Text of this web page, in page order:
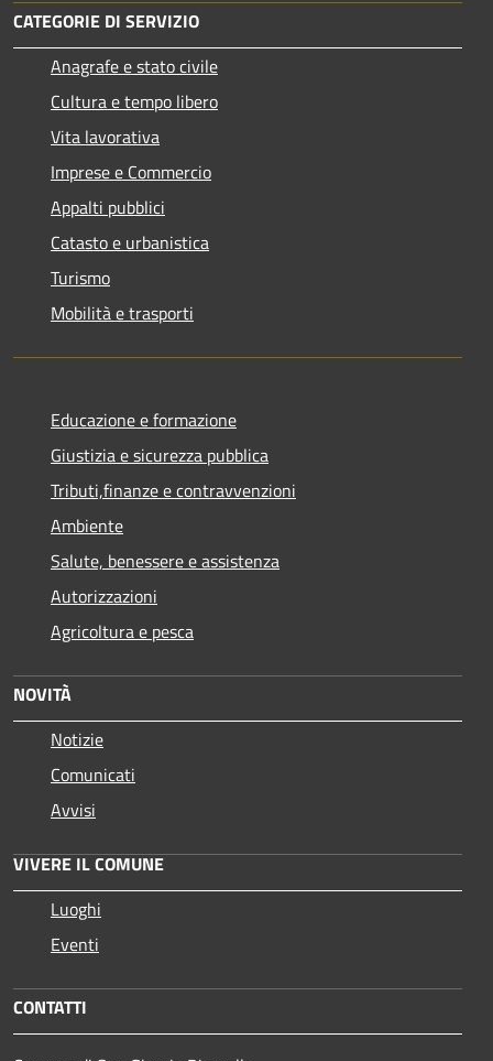
CATEGORIE DI SERVIZIO
Anagrafe e stato civile
Cultura e tempo libero
Vita lavorativa
Imprese e Commercio
Appalti pubblici
Catasto e urbanistica
Turismo
Mobilità e trasporti
Educazione e formazione
Giustizia e sicurezza pubblica
Tributi,finanze e contravvenzioni
Ambiente
Salute, benessere e assistenza
Autorizzazioni
Agricoltura e pesca
NOVITÀ
Notizie
Comunicati
Avvisi
VIVERE IL COMUNE
Luoghi
Eventi
CONTATTI